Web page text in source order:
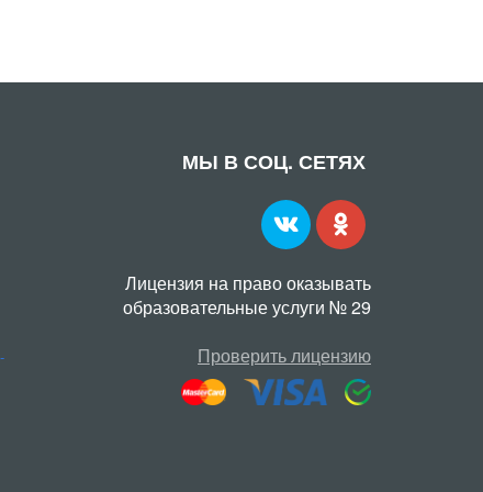
МЫ В СОЦ. СЕТЯХ
Лицензия на право оказывать
образовательные услуги № 29
Проверить лицензию